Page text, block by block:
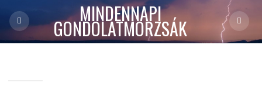
MINDENNAPI
GONDOLATMORZSÁK